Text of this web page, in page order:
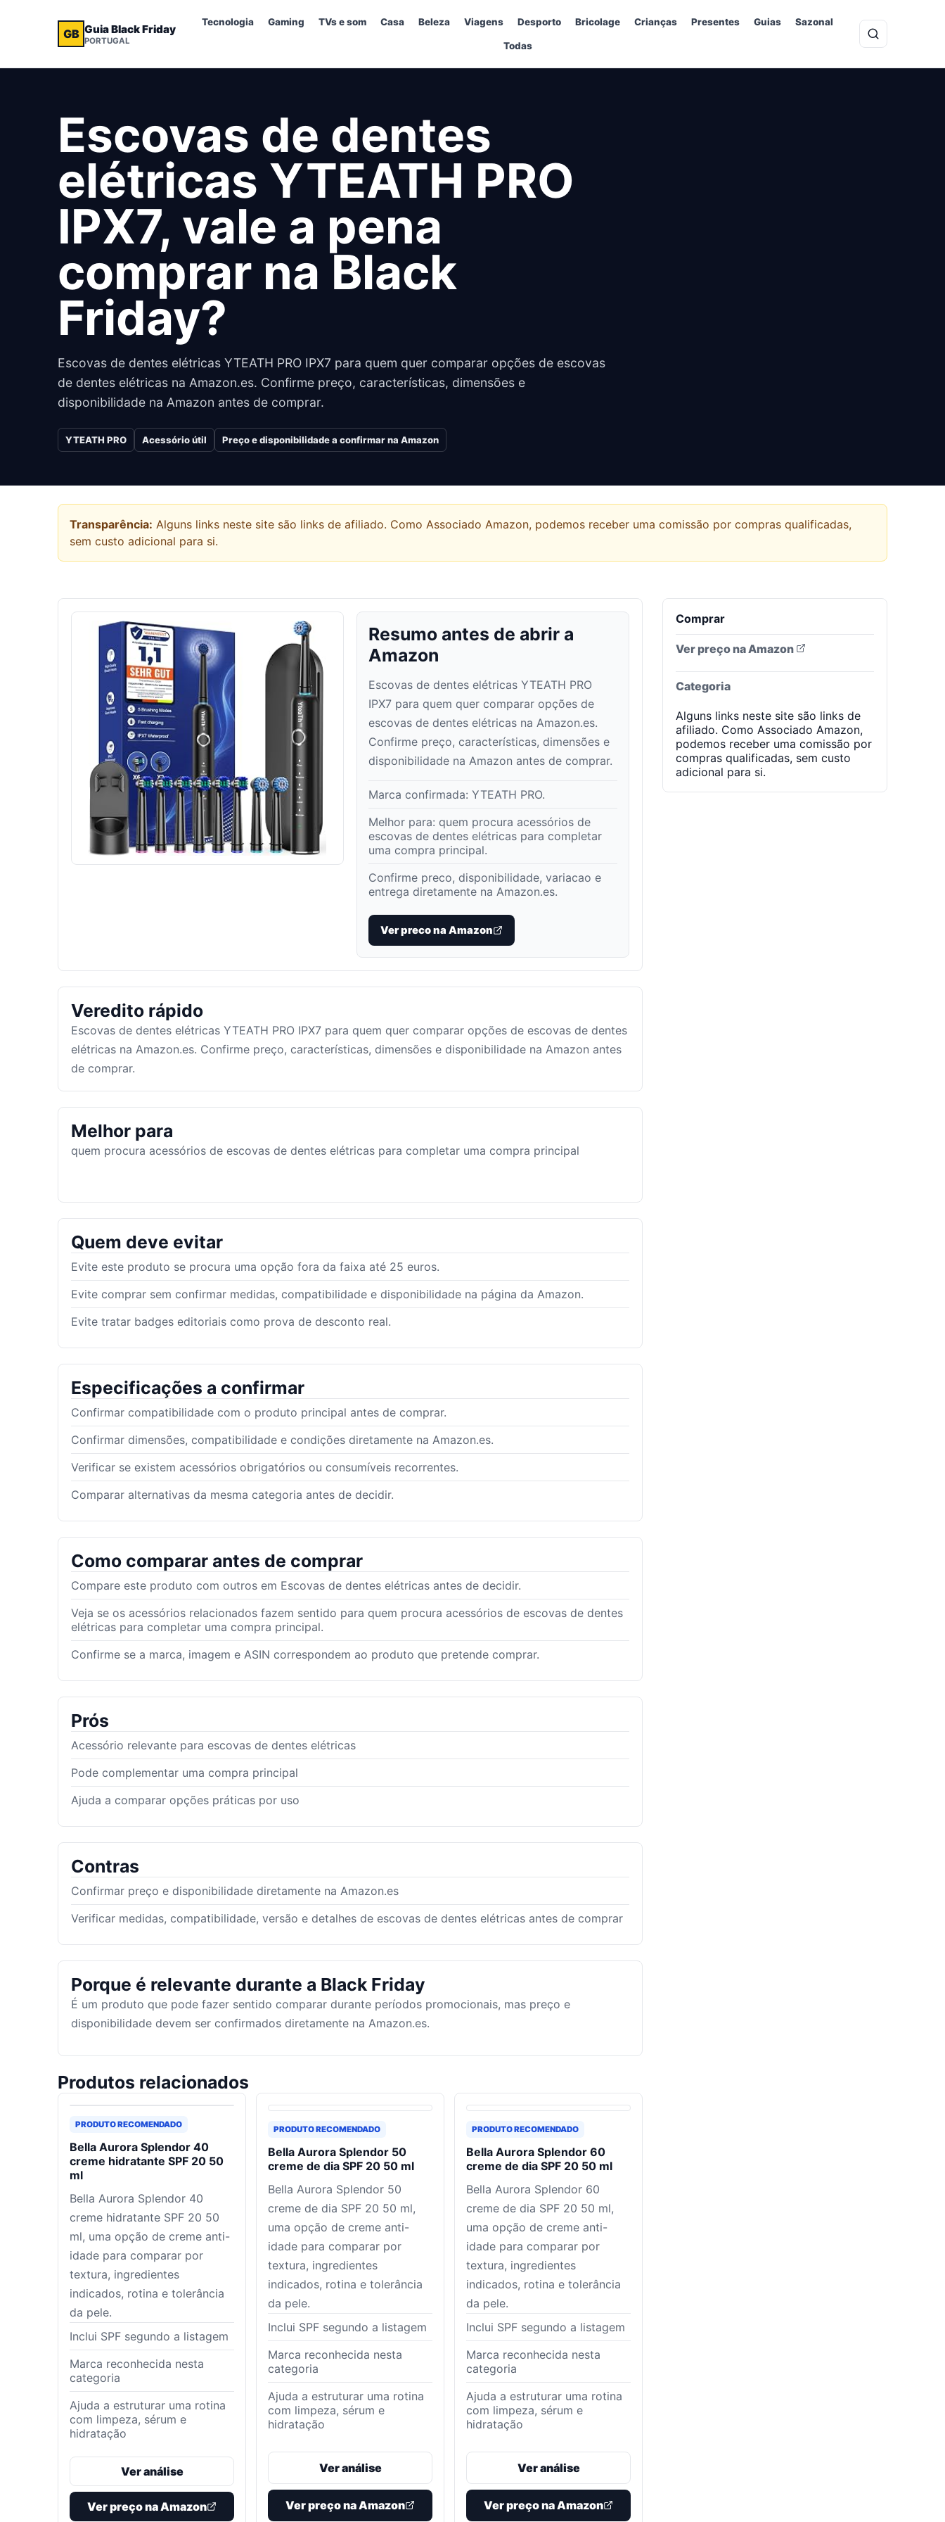
GB Guia Black Friday
PORTUGAL
Tecnologia Gaming TVs e som Casa Beleza Viagens Desporto Bricolage Crianças Presentes Guias Sazonal
Todas
Escovas de dentes
elétricas YTEATH PRO
IPX7, vale a pena
comprar na Black
Friday?
Escovas de dentes elétricas YTEATH PRO IPX7 para quem quer comparar opções de escovas
de dentes elétricas na Amazon.es. Confirme preço, características, dimensões e
disponibilidade na Amazon antes de comprar.
YTEATH PRO Acessório útil Preço e disponibilidade a confirmar na Amazon
Transparência: Alguns links neste site são links de afiliado. Como Associado Amazon, podemos receber uma comissão por compras qualificadas,
sem custo adicional para si.
Resumo antes de abrir a
Amazon
Escovas de dentes elétricas YTEATH PRO
IPX7 para quem quer comparar opções de
escovas de dentes elétricas na Amazon.es.
Confirme preço, características, dimensões e
disponibilidade na Amazon antes de comprar.
Marca confirmada: YTEATH PRO.
Melhor para: quem procura acessórios de
escovas de dentes elétricas para completar
uma compra principal.
Confirme preco, disponibilidade, variacao e
entrega diretamente na Amazon.es.
Ver preco na Amazon
Veredito rápido
Escovas de dentes elétricas YTEATH PRO IPX7 para quem quer comparar opções de escovas de dentes
elétricas na Amazon.es. Confirme preço, características, dimensões e disponibilidade na Amazon antes
de comprar.
Melhor para
quem procura acessórios de escovas de dentes elétricas para completar uma compra principal
Quem deve evitar
Evite este produto se procura uma opção fora da faixa até 25 euros.
Evite comprar sem confirmar medidas, compatibilidade e disponibilidade na página da Amazon.
Evite tratar badges editoriais como prova de desconto real.
Especificações a confirmar
Confirmar compatibilidade com o produto principal antes de comprar.
Confirmar dimensões, compatibilidade e condições diretamente na Amazon.es.
Verificar se existem acessórios obrigatórios ou consumíveis recorrentes.
Comparar alternativas da mesma categoria antes de decidir.
Como comparar antes de comprar
Compare este produto com outros em Escovas de dentes elétricas antes de decidir.
Veja se os acessórios relacionados fazem sentido para quem procura acessórios de escovas de dentes
elétricas para completar uma compra principal.
Confirme se a marca, imagem e ASIN correspondem ao produto que pretende comprar.
Prós
Acessório relevante para escovas de dentes elétricas
Pode complementar uma compra principal
Ajuda a comparar opções práticas por uso
Contras
Confirmar preço e disponibilidade diretamente na Amazon.es
Verificar medidas, compatibilidade, versão e detalhes de escovas de dentes elétricas antes de comprar
Porque é relevante durante a Black Friday
É um produto que pode fazer sentido comparar durante períodos promocionais, mas preço e
disponibilidade devem ser confirmados diretamente na Amazon.es.
Produtos relacionados
PRODUTO RECOMENDADO
Bella Aurora Splendor 40
creme hidratante SPF 20 50
ml
Bella Aurora Splendor 40
creme hidratante SPF 20 50
ml, uma opção de creme anti-
idade para comparar por
textura, ingredientes
indicados, rotina e tolerância
da pele.
Inclui SPF segundo a listagem
Marca reconhecida nesta
categoria
Ajuda a estruturar uma rotina
com limpeza, sérum e
hidratação
Ver análise
Ver preço na Amazon
PRODUTO RECOMENDADO
Bella Aurora Splendor 50
creme de dia SPF 20 50 ml
Bella Aurora Splendor 50
creme de dia SPF 20 50 ml,
uma opção de creme anti-
idade para comparar por
textura, ingredientes
indicados, rotina e tolerância
da pele.
Inclui SPF segundo a listagem
Marca reconhecida nesta
categoria
Ajuda a estruturar uma rotina
com limpeza, sérum e
hidratação
Ver análise
Ver preço na Amazon
PRODUTO RECOMENDADO
Bella Aurora Splendor 60
creme de dia SPF 20 50 ml
Bella Aurora Splendor 60
creme de dia SPF 20 50 ml,
uma opção de creme anti-
idade para comparar por
textura, ingredientes
indicados, rotina e tolerância
da pele.
Inclui SPF segundo a listagem
Marca reconhecida nesta
categoria
Ajuda a estruturar uma rotina
com limpeza, sérum e
hidratação
Ver análise
Ver preço na Amazon
Comprar
Ver preço na Amazon
Categoria
Alguns links neste site são links de
afiliado. Como Associado Amazon,
podemos receber uma comissão por
compras qualificadas, sem custo
adicional para si.